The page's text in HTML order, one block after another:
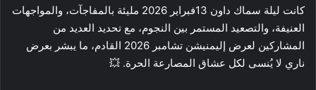
كانت ليلة سماك داون 13فبراير 2026 مليئة بالمفاجآت، والمواجهات
العنيفة، والتصعيد المستمر بين النجوم، مع تحديد العديد من
المشاركين لعرض إليمنيشن تشامبر 2026 القادم، ما يبشر بعرض
ناري لا يُنسى لكل عشاق المصارعة الحرة. 💥